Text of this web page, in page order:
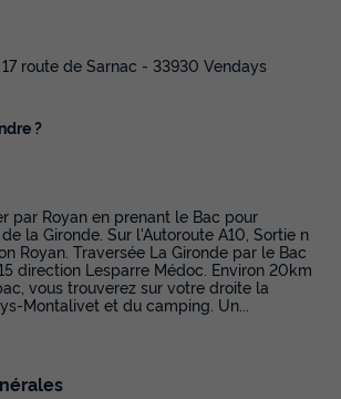
route de Sarnac - 33930 Vendays
?
par Royan en prenant le Bac pour
la Gironde. Sur l'Autoroute A10, Sortie n
Royan. Traversée La Gironde par le Bac
direction Lesparre Médoc. Environ 20km
vous trouverez sur votre droite la
Montalivet et du camping. Un